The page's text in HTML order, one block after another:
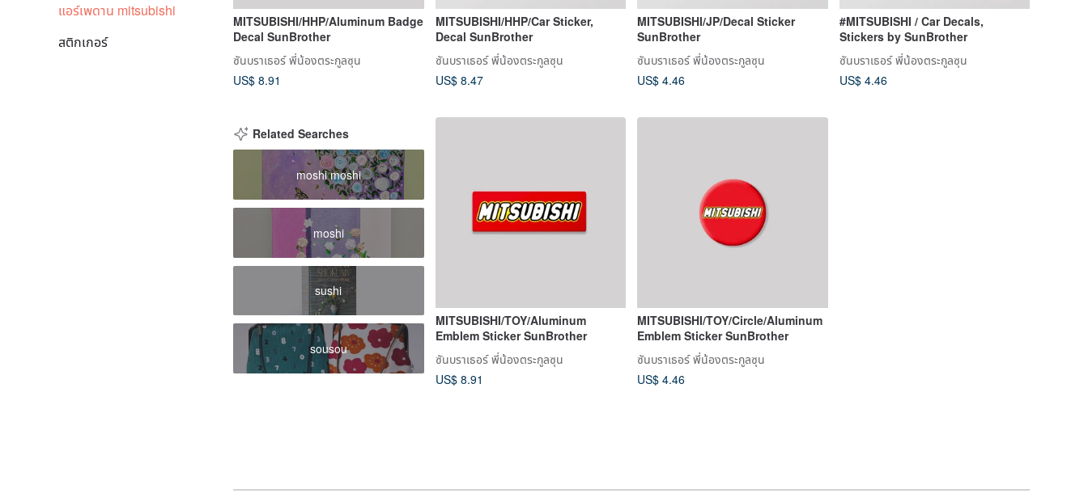
แอร์เพดาน mitsubishi
สติกเกอร์
MITSUBISHI/HHP/Aluminum Badge
Decal SunBrother
ซันบราเธอร์ พี่น้องตระกูลซุน
US$ 8.91
MITSUBISHI/HHP/Car Sticker,
Decal SunBrother
ซันบราเธอร์ พี่น้องตระกูลซุน
US$ 8.47
MITSUBISHI/JP/Decal Sticker
SunBrother
ซันบราเธอร์ พี่น้องตระกูลซุน
US$ 4.46
#MITSUBISHI / Car Decals,
Stickers by SunBrother
ซันบราเธอร์ พี่น้องตระกูลซุน
US$ 4.46
Related Searches
moshi moshi
moshi
sushi
sousou
MITSUBISHI/TOY/Aluminum
Emblem Sticker SunBrother
ซันบราเธอร์ พี่น้องตระกูลซุน
US$ 8.91
MITSUBISHI/TOY/Circle/Aluminum
Emblem Sticker SunBrother
ซันบราเธอร์ พี่น้องตระกูลซุน
US$ 4.46